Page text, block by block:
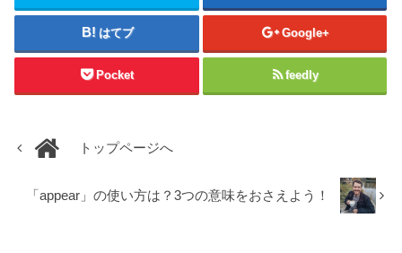
はてブ Google+
Pocket feedly
トップページへ
「appear」の使い方は？3つの意味をおさえよう！